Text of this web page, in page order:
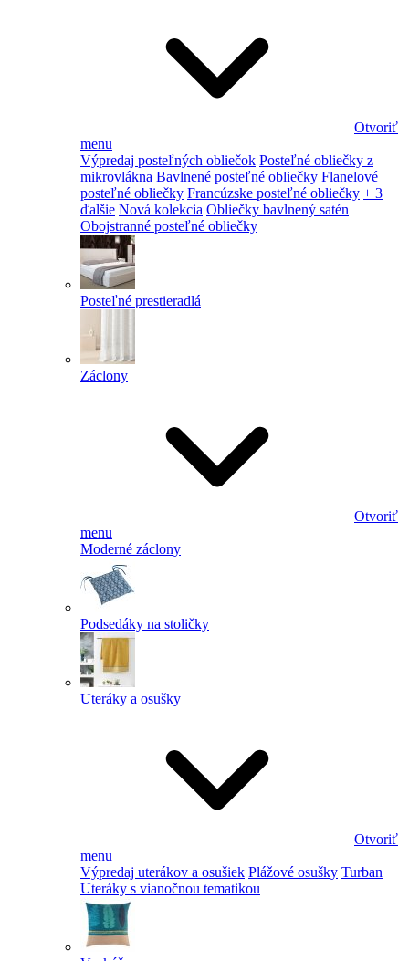
Otvoriť
menu
Výpredaj posteľných obliečok Posteľné obliečky z
mikrovlákna Bavlnené posteľné obliečky Flanelové
posteľné obliečky Francúzske posteľné obliečky + 3
ďalšie Nová kolekcia Obliečky bavlnený satén
Obojstranné posteľné obliečky
Posteľné prestieradlá
Záclony
Otvoriť
menu
Moderné záclony
Podsedáky na stoličky
Uteráky a osušky
Otvoriť
menu
Výpredaj uterákov a osušiek Plážové osušky Turban
Uteráky s vianočnou tematikou